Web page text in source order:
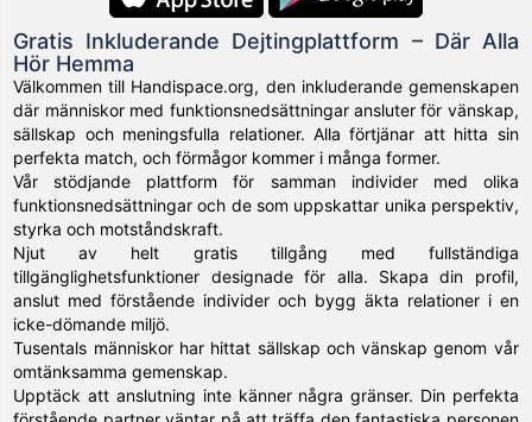
Gratis Inkluderande Dejtingplattform – Där Alla
Hör Hemma
Välkommen till Handispace.org, den inkluderande gemenskapen
där människor med funktionsnedsättningar ansluter för vänskap,
sällskap och meningsfulla relationer. Alla förtjänar att hitta sin
perfekta match, och förmågor kommer i många former.
Vår stödjande plattform för samman individer med olika
funktionsnedsättningar och de som uppskattar unika perspektiv,
styrka och motståndskraft.
Njut av helt gratis tillgång med fullständiga
tillgänglighetsfunktioner designade för alla. Skapa din profil,
anslut med förstående individer och bygg äkta relationer i en
icke-dömande miljö.
Tusentals människor har hittat sällskap och vänskap genom vår
omtänksamma gemenskap.
Upptäck att anslutning inte känner några gränser. Din perfekta